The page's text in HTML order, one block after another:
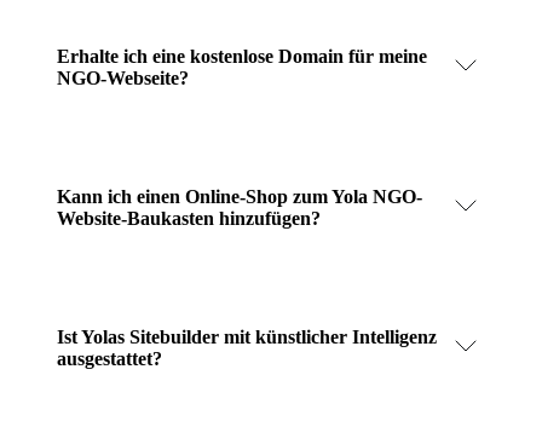
Erhalte ich eine kostenlose Domain für meine
NGO-Webseite?
Kann ich einen Online-Shop zum Yola NGO-
Website-Baukasten hinzufügen?
Ist Yolas Sitebuilder mit künstlicher Intelligenz
ausgestattet?